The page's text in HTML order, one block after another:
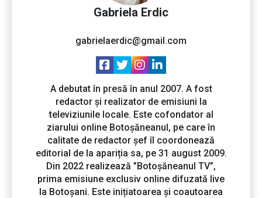
Gabriela Erdic
gabrielaerdic@gmail.com
A debutat în presă în anul 2007. A fost
redactor și realizator de emisiuni la
televiziunile locale. Este cofondator al
ziarului online Botoșăneanul, pe care în
calitate de redactor șef îl coordonează
editorial de la apariția sa, pe 31 august 2009.
Din 2022 realizează ”Botoșăneanul TV”,
prima emisiune exclusiv online difuzată live
la Botoșani. Este inițiatoarea și coautoarea